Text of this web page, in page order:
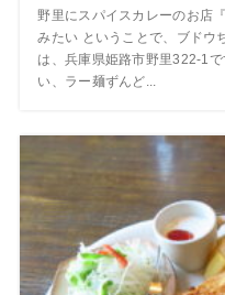
野里にスパイスカレーのお店
みたい ということで、ブドウ
は、兵庫県姫路市野里322-1
い、ラー麺ずんど...